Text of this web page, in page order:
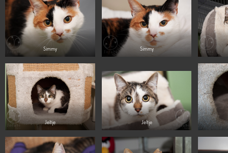
Simmy Simmy
Jeltje Jeltje